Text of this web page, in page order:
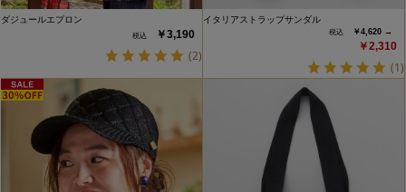
ダジュールエプロン
￥3,190
(2)
イタリアストラップサンダル
￥4,620 →
￥2,310
(1)